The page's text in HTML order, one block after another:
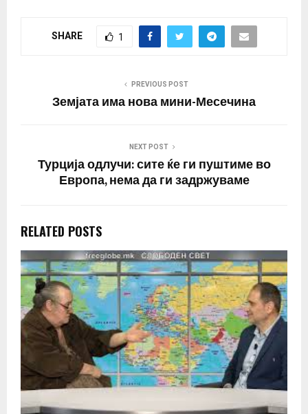
дејствува целосно
SHARE 1
PREVIOUS POST
Земјата има нова мини-Месечина
NEXT POST
Турција одлучи: сите ќе ги пуштиме во
Европа, нема да ги задржуваме
RELATED POSTS